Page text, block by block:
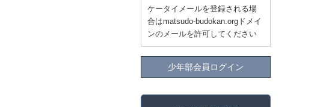
ケータイメールを登録される場
合はmatsudo-budokan.orgドメイ
ンのメールを許可してください
少年部会員ログイン